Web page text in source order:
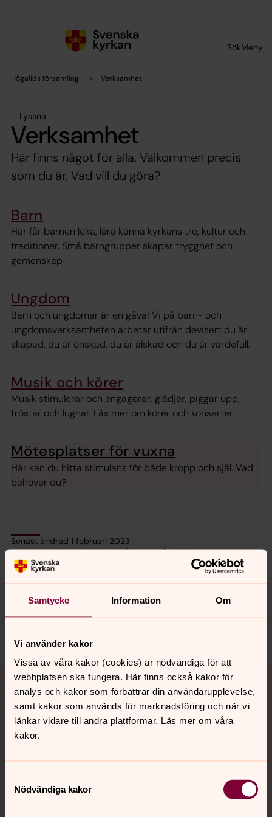
Samtycke Information Om
Vi använder kakor
Vissa av våra kakor (cookies) är nödvändiga för att
webbplatsen ska fungera. Här finns också kakor för
analys och kakor som förbättrar din användarupplevelse,
samt kakor som används för marknadsföring och när vi
länkar vidare till andra plattformar. Läs mer om våra
kakor.
Nödvändiga kakor
SökMeny
Högalids församling Verksamhet
Lyssna
Verksamhet
Här finns något för alla. Välkommen precis
som du är. Vad vill du göra?
Barn
Här får barnen leka, lära känna kyrkans tro, kultur och
traditioner. Små barngrupper skapar trygghet och
gemenskap
Ungdom
Barn och ungdomar är en gåva! Vi på barn- och
ungdomsverksamheten arbetar utifrån devisen: du är
skapad, du är önskad, du är älskad och du är värdefull.
Musik och körer
Musik stimulerar och engagerar, glädjer, piggar upp,
tröstar och lugnar. Läs mer om körer och konserter.
Mötesplatser för vuxna
Här kan du hitta stimulans för både kropp och själ. Vad
behöver du?
Senast ändrad 1 februari 2023
Synpunkter eller frågor på sidans
innehåll?
hogalid.forsamling@svenskakyrkan.se
Dela
Tillbaka till toppen
Tillbaka till innehållet
Kontakt